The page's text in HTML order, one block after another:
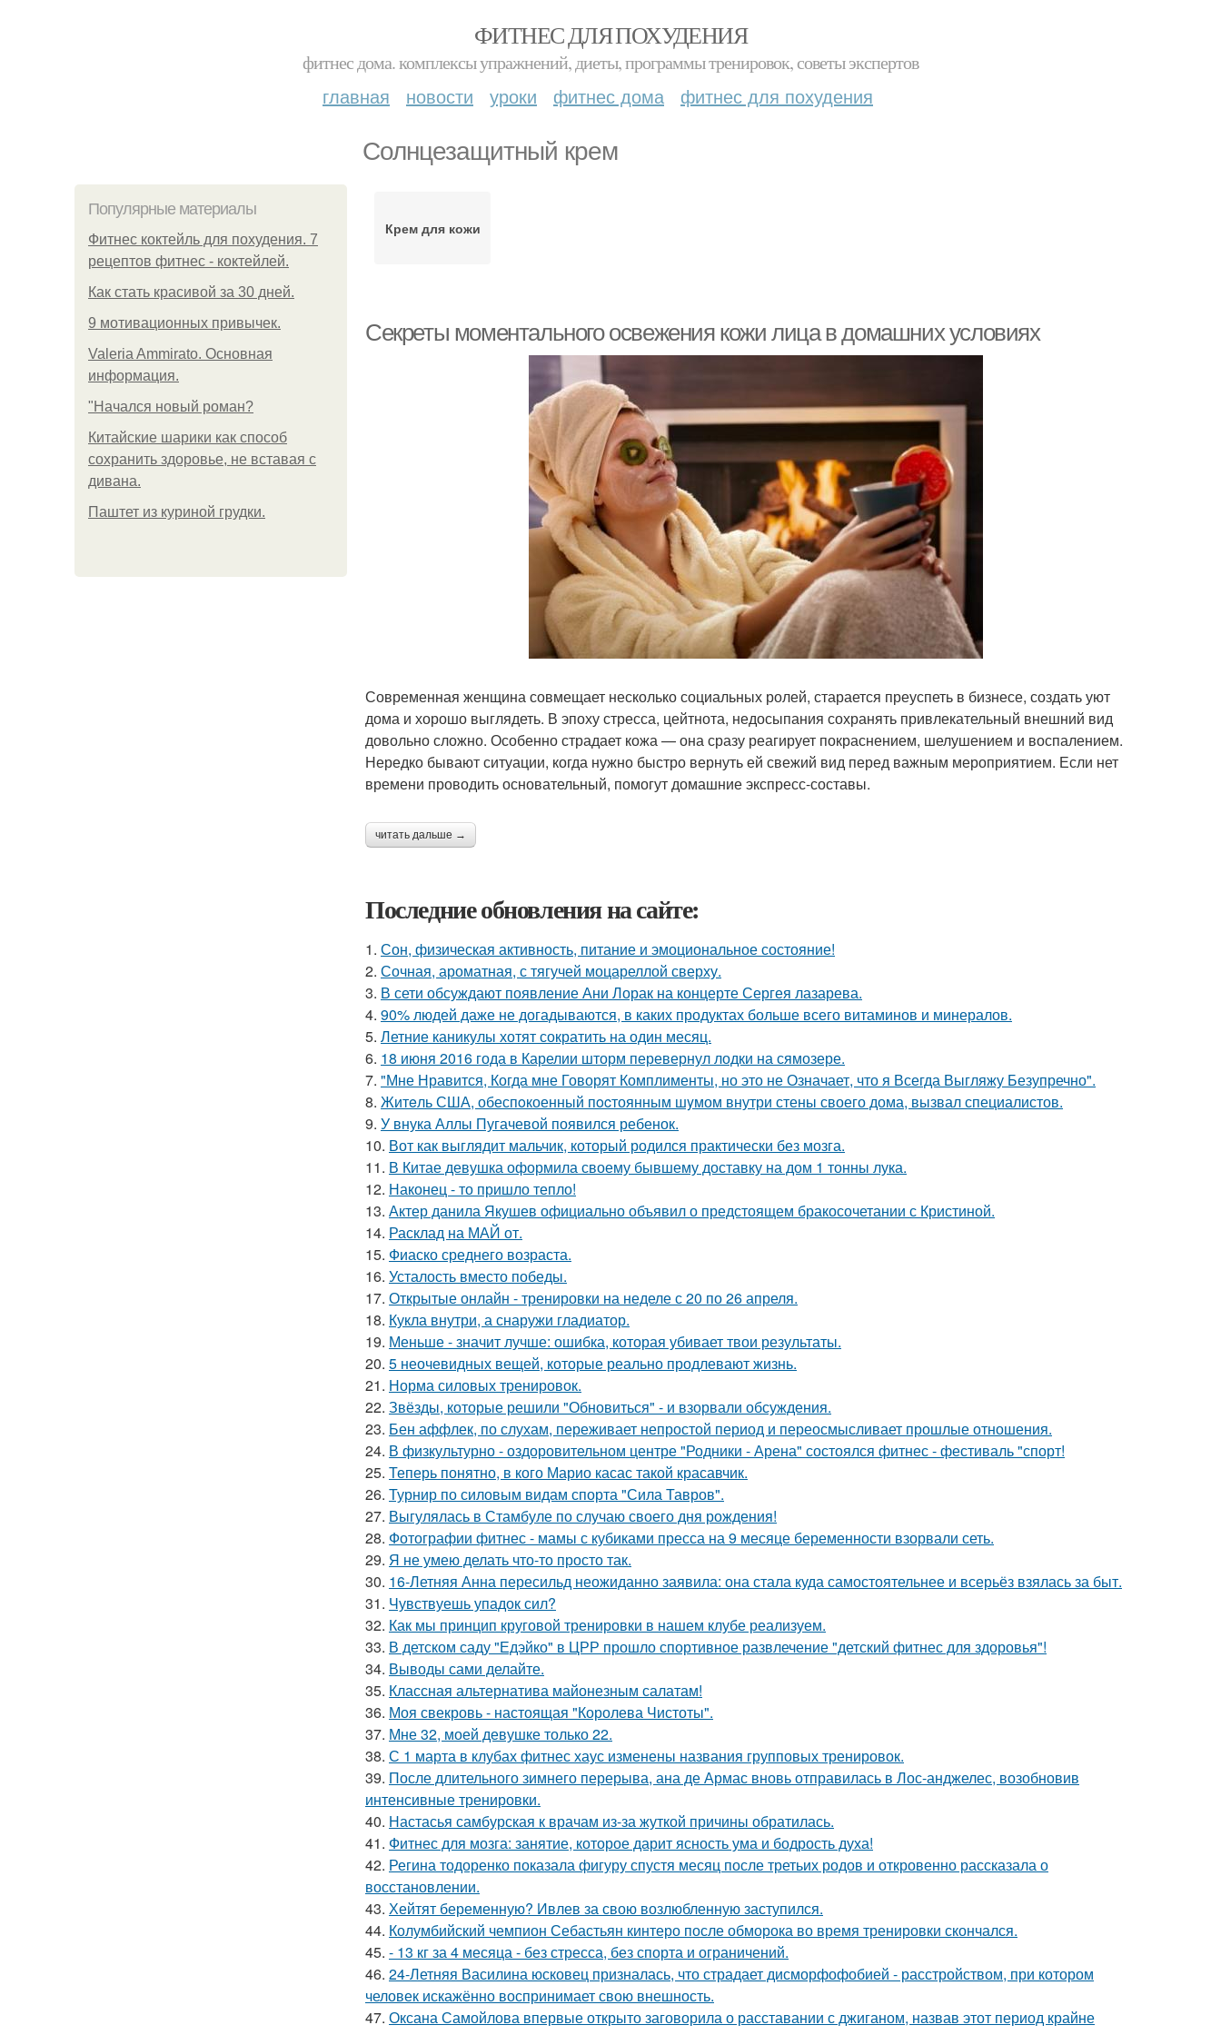
ФИТНЕС ДЛЯ ПОХУДЕНИЯ
фитнес дома. комплексы упражнений, диеты, программы тренировок, советы экспертов
главная новости уроки фитнес дома фитнес для похудения
Солнцезащитный крем
Популярные материалы
Фитнес коктейль для похудения. 7
рецептов фитнес - коктейлей.
Как стать красивой за 30 дней.
9 мотивационных привычек.
Valeria Ammirato. Основная
информация.
"Начался новый роман?
Китайские шарики как способ
сохранить здоровье, не вставая с
дивана.
Паштет из куриной грудки.
Крем для кожи
Секреты моментального освежения кожи лица в домашних условиях
Современная женщина совмещает несколько социальных ролей, старается преуспеть в бизнесе, создать уют
дома и хорошо выглядеть. В эпоху стресса, цейтнота, недосыпания сохранять привлекательный внешний вид
довольно сложно. Особенно страдает кожа — она сразу реагирует покраснением, шелушением и воспалением.
Нередко бывают ситуации, когда нужно быстро вернуть ей свежий вид перед важным мероприятием. Если нет
времени проводить основательный, помогут домашние экспресс-составы.
читать дальше →
Последние обновления на сайте:
1. Сон, физическая активность, питание и эмоциональное состояние!
2. Сочная, ароматная, с тягучей моцареллой сверху.
3. В сети обсуждают появление Ани Лорак на концерте Сергея лазарева.
4. 90% людей даже не догадываются, в каких продуктах больше всего витаминов и минералов.
5. Летние каникулы хотят сократить на один месяц.
6. 18 июня 2016 года в Карелии шторм перевернул лодки на сямозере.
7. "Мне Нравится, Когда мне Говорят Комплименты, но это не Означает, что я Всегда Выгляжу Безупречно".
8. Житeль США, обеспoкоенный пocтоянным шyмом внутри стены своего дома, вызвал специалистов.
9. У внука Аллы Пугачевой появился ребенок.
10. Вот как выглядит мальчик, который родился практически без мозга.
11. В Китае девушка оформила своему бывшему доставку на дом 1 тонны лука.
12. Наконец - то пришло тепло!
13. Актер данила Якушев официально объявил о предстоящем бракосочетании с Кристиной.
14. Расклад на МАЙ от.
15. Фиаско среднего возраста.
16. Усталость вместо победы.
17. Открытые онлайн - тренировки на неделе с 20 по 26 апреля.
18. Кукла внутри, а снаружи гладиатор.
19. Меньше - значит лучше: ошибка, которая убивает твои результаты.
20. 5 неочевидных вещей, которые реально продлевают жизнь.
21. Норма силовых тренировок.
22. Звёзды, которые решили "Обновиться" - и взорвали обсуждения.
23. Бен аффлек, по слухам, переживает непростой период и переосмысливает прошлые отношения.
24. В физкультурно - оздоровительном центре "Родники - Арена" состоялся фитнес - фестиваль "спорт!
25. Теперь понятно, в кого Марио касас такой красавчик.
26. Турнир по силовым видам спорта "Сила Тавров".
27. Выгулялась в Стамбуле по случаю своего дня рождения!
28. Фотографии фитнес - мамы с кубиками пресса на 9 месяце беременности взорвали сеть.
29. Я не умею делать что-то просто так.
30. 16-Летняя Анна пересильд неожиданно заявила: она стала куда самостоятельнее и всерьёз взялась за быт.
31. Чувствуешь упадок сил?
32. Как мы принцип круговой тренировки в нашем клубе реализуем.
33. В детском саду "Едэйко" в ЦРР прошло спортивное развлечение "детский фитнес для здоровья"!
34. Выводы сами делайте.
35. Классная альтернатива майонезным салатам!
36. Моя свекровь - настоящая "Королева Чистоты".
37. Мне 32, моей девушке только 22.
38. С 1 марта в клубах фитнес хаус изменены названия групповых тренировок.
39. После длительного зимнего перерыва, ана де Армас вновь отправилась в Лос-анджелес, возобновив
интенсивные тренировки.
40. Настасья самбурская к врачам из-за жуткой причины обратилась.
41. Фитнес для мозга: занятие, которое дарит ясность ума и бодрость духа!
42. Регина тодоренко показала фигуру спустя месяц после третьих родов и откровенно рассказала о
восстановлении.
43. Хейтят беременную? Ивлев за свою возлюбленную заступился.
44. Колумбийский чемпион Себастьян кинтеро после обморока во время тренировки скончался.
45. - 13 кг за 4 месяца - без стресса, без спорта и ограничений.
46. 24-Летняя Василина юсковец призналась, что страдает дисморфофобией - расстройством, при котором
человек искажённо воспринимает свою внешность.
47. Оксана Самойлова впервые открыто заговорила о расставании с джиганом, назвав этот период крайне